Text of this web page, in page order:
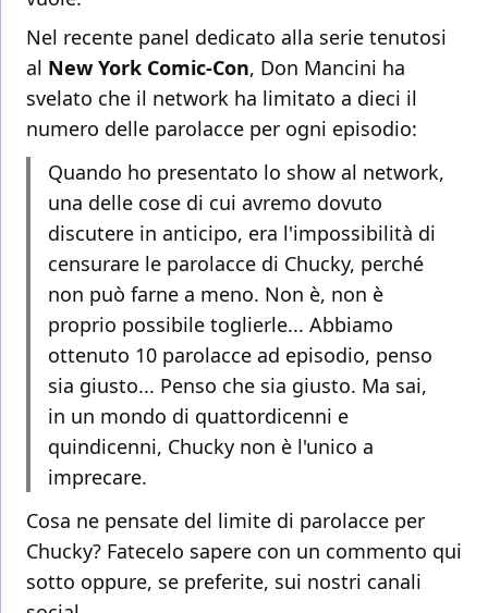
Nel recente panel dedicato alla serie tenutosi
al New York Comic-Con, Don Mancini ha
svelato che il network ha limitato a dieci il
numero delle parolacce per ogni episodio:
Quando ho presentato lo show al network,
una delle cose di cui avremo dovuto
discutere in anticipo, era l'impossibilità di
censurare le parolacce di Chucky, perché
non può farne a meno. Non è, non è
proprio possibile toglierle... Abbiamo
ottenuto 10 parolacce ad episodio, penso
sia giusto... Penso che sia giusto. Ma sai,
in un mondo di quattordicenni e
quindicenni, Chucky non è l'unico a
imprecare.
Cosa ne pensate del limite di parolacce per
Chucky? Fatecelo sapere con un commento qui
sotto oppure, se preferite, sui nostri canali